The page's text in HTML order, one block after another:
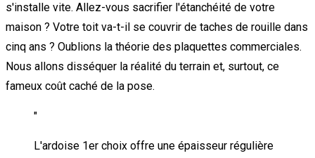
s'installe vite. Allez-vous sacrifier l'étanchéité de votre
maison ? Votre toit va-t-il se couvrir de taches de rouille dans
cinq ans ? Oublions la théorie des plaquettes commerciales.
Nous allons disséquer la réalité du terrain et, surtout, ce
fameux coût caché de la pose.
"
L'ardoise 1er choix offre une épaisseur régulière